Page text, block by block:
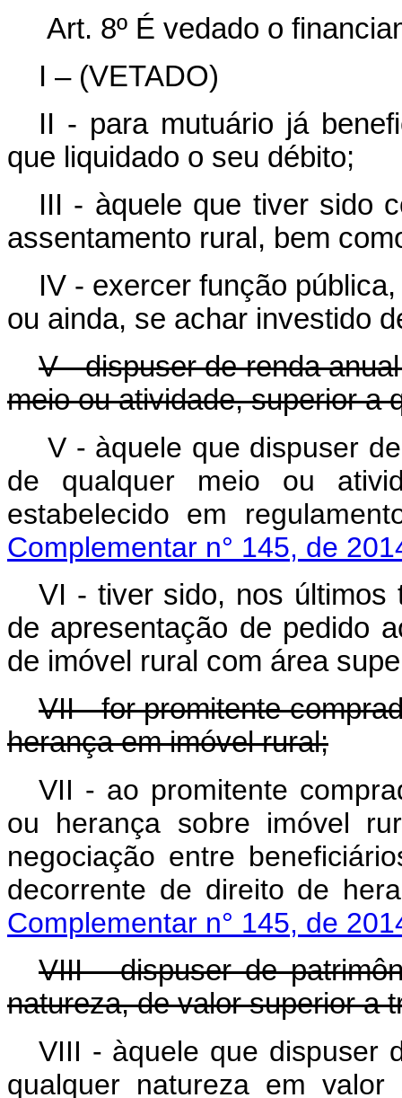
Art. 8º É vedado o
I – (VETADO)
II - para mutuário já
que liquidado o seu débito;
III - àquele que tiver sido
assentamento rural, bem
IV - exercer função
ou ainda, se achar investido
V - dispuser de renda
meio ou atividade, superior a
V - àquele que dispuser
de qualquer meio ou
estabelecido em
Complementar n° 145, de
VI - tiver sido, nos últimos
de apresentação de pedido
de imóvel rural com área
VII - for promitente
herança em imóvel rural;
VII - ao promitente
ou herança sobre imóvel
negociação entre
decorrente de direito de
Complementar n° 145, de
VIII - dispuser de
natureza, de valor superior a
VIII - àquele que dispuser
qualquer natureza em